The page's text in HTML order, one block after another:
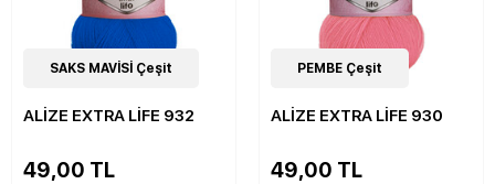
19Çeşit
SAKS MAVİSİ Çeşit
ALİZE EXTRA LİFE 932
49,00 TL
19Çeşit
PEMBE Çeşit
ALİZE EXTRA LİFE 930
49,00 TL